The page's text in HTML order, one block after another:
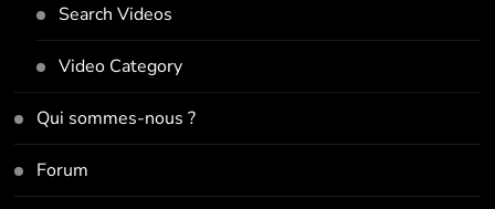
Search Videos
Video Category
Qui sommes-nous ?
Forum